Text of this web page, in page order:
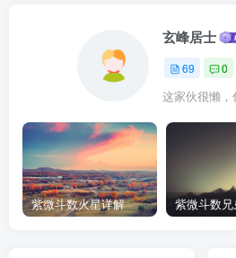
玄峰居士
69 0
这家伙很懒
紫微斗数火星详解 紫微斗数